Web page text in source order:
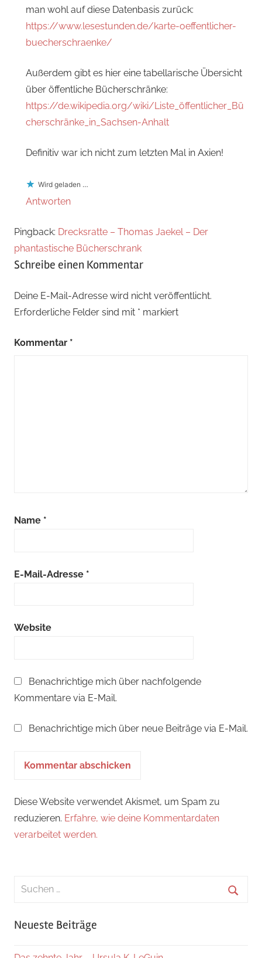
man wohl auf diese Datenbasis zurück:
https://www.lesestunden.de/karte-oeffentlicher-
buecherschraenke/
Außerdem gibt es hier eine tabellarische Übersicht
über öffentliche Bücherschränke:
https://de.wikipedia.org/wiki/Liste_öffentlicher_Bü
cherschränke_in_Sachsen-Anhalt
Definitiv war ich nicht zum letzten Mal in Axien!
Wird geladen …
Antworten
Pingback: Drecksratte – Thomas Jaekel – Der
phantastische Bücherschrank
Schreibe einen Kommentar
Deine E-Mail-Adresse wird nicht veröffentlicht.
Erforderliche Felder sind mit * markiert
Kommentar *
Name *
E-Mail-Adresse *
Website
Benachrichtige mich über nachfolgende
Kommentare via E-Mail.
Benachrichtige mich über neue Beiträge via E-Mail.
Diese Website verwendet Akismet, um Spam zu
reduzieren. Erfahre, wie deine Kommentardaten
verarbeitet werden.
Suchen
Neueste Beiträge